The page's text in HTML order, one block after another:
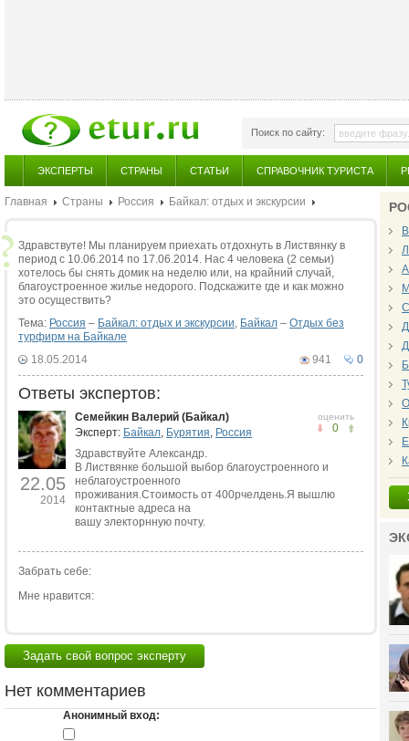
Поиск по сайту:
ЭКСПЕРТЫ СТРАНЫ СТАТЬИ СПРАВОЧНИК ТУРИСТА
Главная Страны Россия Байкал: отдых и экскурсии
Здравствуте! Мы планируем приехать отдохнуть в Листвянку в
период с 10.06.2014 по 17.06.2014. Нас 4 человека (2 семьи)
хотелось бы снять домик на неделю или, на крайний случай,
благоустроенное жилье недорого. Подскажите где и как можно
это осуществить?
Тема: Россия – Байкал: отдых и экскурсии, Байкал – Отдых без
турфирм на Байкале
0
941
18.05.2014
Ответы экспертов:
22.05
2014
оценить
0
Семейкин Валерий (Байкал)
Эксперт: Байкал, Бурятия, Россия
Здравствуйте Александр.
В Листвянке большой выбор благоустроенного и
неблагоустроенного
проживания.Стоимость от 400рчелдень.Я вышлю
контактные адреса на
вашу электорнную почту.
Забрать себе:
Мне нравится:
Задать свой вопрос эксперту
Нет комментариев
Анонимный вход: